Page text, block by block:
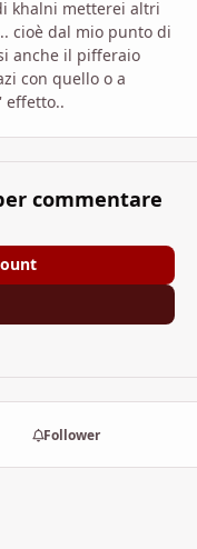
khalni metterei altri
cioè dal mio punto di
anche il pifferaio
con quello o a
effetto..
commentare
Follower